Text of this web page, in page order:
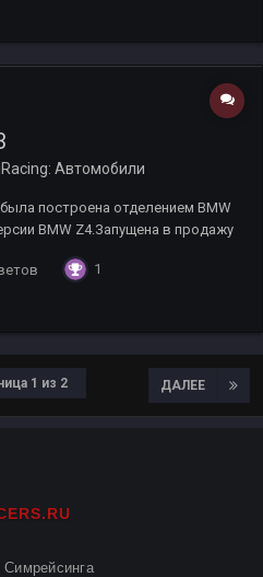
Автомобили
построена отделением BMW
BMW Z4.Запущена в продажу
двигателем V8 с задним
и
1
ДАЛЕЕ
1 из 2
Симрейсинга